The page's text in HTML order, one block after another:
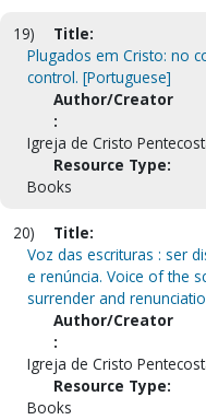
19)
Title:
Plugados em Cristo: no
control. [Portuguese]
Author/Creator
:
Igreja de Cristo
Resource Type:
Books
20)
Title:
Voz das escrituras : ser
e renúncia. Voice of the
surrender and
Author/Creator
:
Igreja de Cristo
Resource Type:
Books